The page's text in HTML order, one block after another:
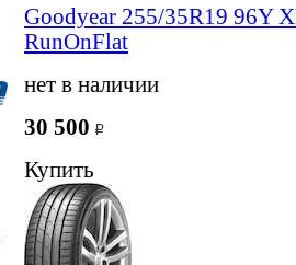
Goodyear 255/35R19 96Y
RunOnFlat
нет в наличии
30 500
Купить